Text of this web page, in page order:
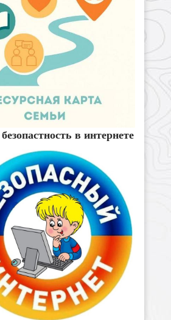
в интернете